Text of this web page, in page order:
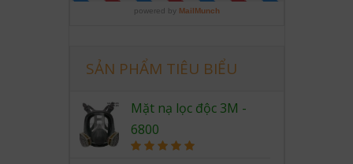
SẢN PHẨM TIÊU BIỂU
Mặt nạ lọc độc 3M -
6800